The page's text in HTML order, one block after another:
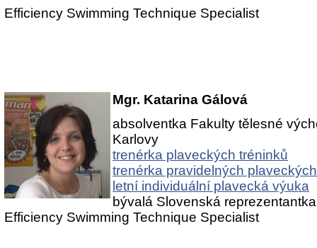
Efficiency Swimming Technique Specialist
Mgr. Katarina Gálová
absolventka Fakulty tělesné
Karlovy
trenérka plaveckých tréninků
trenérka pravidelných
letní individuální plavecká výuka
bývalá Slovenská
Efficiency Swimming Technique Specialist